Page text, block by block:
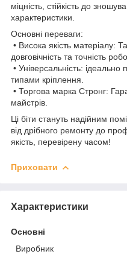
міцність, стійкість до
характеристики.
Основні переваги:
• Висока якість матеріалу:
довговічність та точність
• Універсальність:
типами кріплення.
• Торгова марка Стронг:
майстрів.
Ці біти стануть надійним
від дрібного ремонту до
якість, перевірену часом!
Приховати
Характеристики
Основні
Виробник